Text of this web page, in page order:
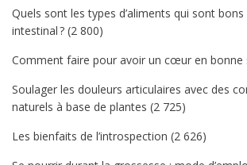
Quels sont les types d’aliments qui sont
intestinal ? (2 800)
Comment faire pour avoir un cœur en bonne
Soulager les douleurs articulaires avec des
naturels à base de plantes (2 725)
Les bienfaits de l’introspection (2 626)